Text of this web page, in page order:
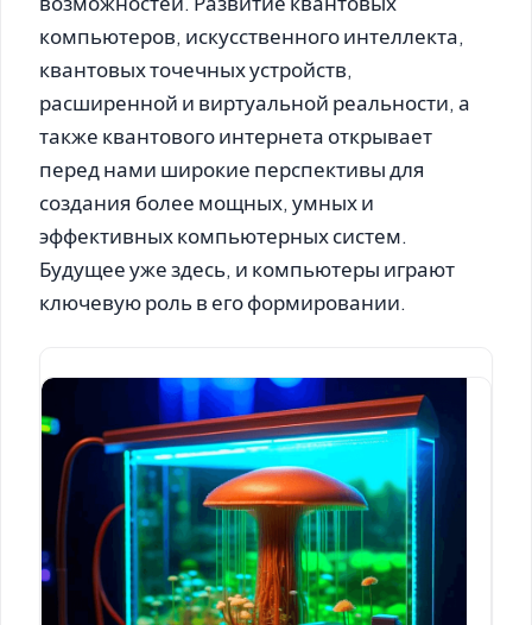
компьютеров, искусственного интеллекта,
квантовых точечных устройств,
расширенной и виртуальной реальности, а
также квантового интернета открывает
перед нами широкие перспективы для
создания более мощных, умных и
эффективных компьютерных систем.
Будущее уже здесь, и компьютеры играют
ключевую роль в его формировании.